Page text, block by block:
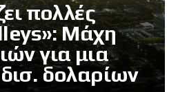
πολλές
Μάχη
για μια
δολαρίων